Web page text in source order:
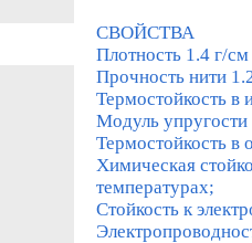
СВОЙСТВА
Плотность 1.4 г/
Прочность нити
Термостойкость в
Модуль
Термостойкость
Химическая
температурах;
Стойкость к